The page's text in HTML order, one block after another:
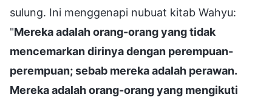
sulung. Ini menggenapi nubuat kitab Wahyu:
"Mereka adalah orang-orang yang tidak
mencemarkan dirinya dengan perempuan-
perempuan; sebab mereka adalah perawan.
Mereka adalah orang-orang yang mengikuti